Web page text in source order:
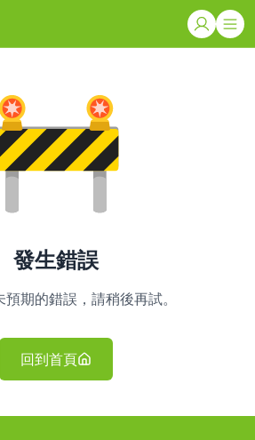
發生錯誤
期的錯誤，請稍後再試。
回到首頁